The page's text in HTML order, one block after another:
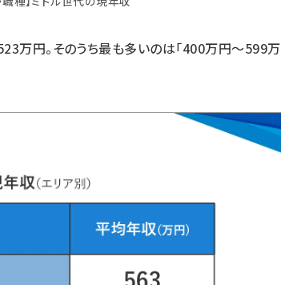
万円。そのうち最も多いのは「400万円～599万